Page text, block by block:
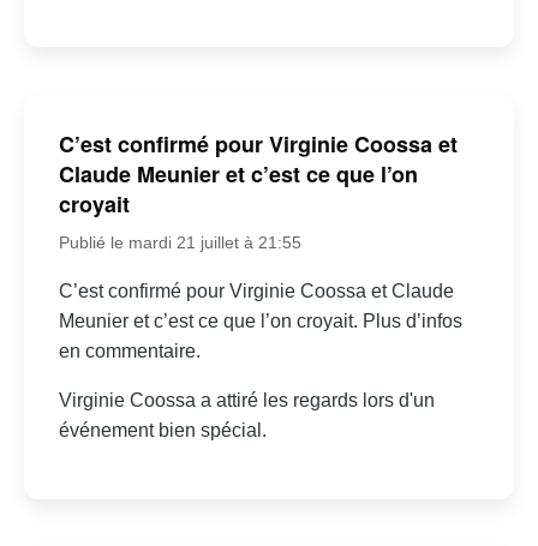
C’est confirmé pour Virginie Coossa et
Claude Meunier et c’est ce que l’on
croyait
Publié le mardi 21 juillet à 21:55
C’est confirmé pour Virginie Coossa et Claude
Meunier et c’est ce que l’on croyait. Plus d’infos
en commentaire.
Virginie Coossa a attiré les regards lors d'un
événement bien spécial.